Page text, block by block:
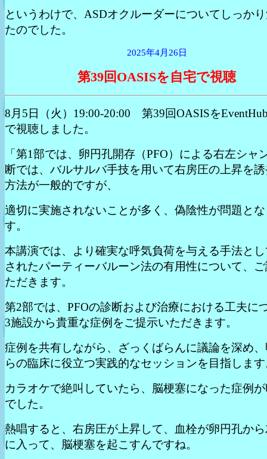
というわけで、ASDオクルーダーについてしっか
たのでした。
2025年4月26日
第39回OASISを自宅で視聴
8月5日（火）19:00-20:00 第39回OASISを
で視聴しました。
「第1部では、卵円孔開存（PFO）による右左シャ
断では、バルサルバ手技を用いて右房圧の上昇を
方法が一般的ですが、
適切に実施されないことが多く、偽陰性が問題と
す。
本講演では、より確実な呼気負荷を与える手法と
されたパーティーバルーン法の有用性について、
ただきます。
第2部では、PFOの診断および治療における工夫に
3施設から貴重な症例をご提示いただきます。
症例を共有しながら、ざっくばらんに議論を深め
らの臨床に役立つ実践的なセッションを目指しま
カラオケで絶叫していたら、脳梗塞になった症例
でした。
熱唱すると、右房圧が上昇して、血栓が卵円孔か
に入って、脳梗塞を起こすんですね。